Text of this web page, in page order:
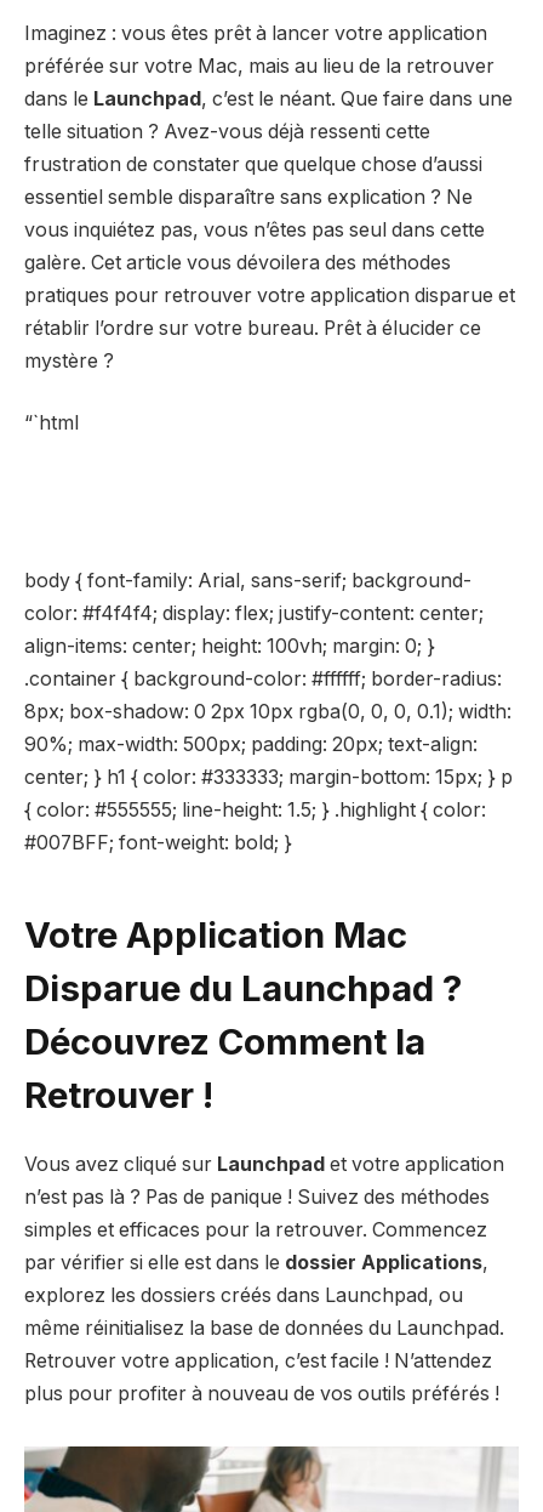
Imaginez : vous êtes prêt à lancer votre application
préférée sur votre Mac, mais au lieu de la retrouver
dans le Launchpad, c’est le néant. Que faire dans une
telle situation ? Avez-vous déjà ressenti cette
frustration de constater que quelque chose d’aussi
essentiel semble disparaître sans explication ? Ne
vous inquiétez pas, vous n’êtes pas seul dans cette
galère. Cet article vous dévoilera des méthodes
pratiques pour retrouver votre application disparue et
rétablir l’ordre sur votre bureau. Prêt à élucider ce
mystère ?
“`html
body { font-family: Arial, sans-serif; background-
color: #f4f4f4; display: flex; justify-content: center;
align-items: center; height: 100vh; margin: 0; }
.container { background-color: #ffffff; border-radius:
8px; box-shadow: 0 2px 10px rgba(0, 0, 0, 0.1); width:
90%; max-width: 500px; padding: 20px; text-align:
center; } h1 { color: #333333; margin-bottom: 15px; } p
{ color: #555555; line-height: 1.5; } .highlight { color:
#007BFF; font-weight: bold; }
Votre Application Mac
Disparue du Launchpad ?
Découvrez Comment la
Retrouver !
Vous avez cliqué sur Launchpad et votre application
n’est pas là ? Pas de panique ! Suivez des méthodes
simples et efficaces pour la retrouver. Commencez
par vérifier si elle est dans le dossier Applications,
explorez les dossiers créés dans Launchpad, ou
même réinitialisez la base de données du Launchpad.
Retrouver votre application, c’est facile ! N’attendez
plus pour profiter à nouveau de vos outils préférés !